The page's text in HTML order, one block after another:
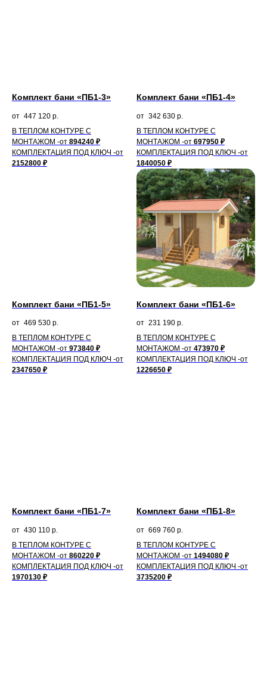
Комплект бани «ПБ1-3»
447 120 р.
В ТЕПЛОМ КОНТУРЕ С
МОНТАЖОМ -от 894240 ₽
КОМПЛЕКТАЦИЯ ПОД КЛЮЧ -от
2152800 ₽
Комплект бани «ПБ1-4»
342 630 р.
В ТЕПЛОМ КОНТУРЕ С
МОНТАЖОМ -от 697950 ₽
КОМПЛЕКТАЦИЯ ПОД КЛЮЧ -от
1840050 ₽
Комплект бани «ПБ1-5»
469 530 р.
В ТЕПЛОМ КОНТУРЕ С
МОНТАЖОМ -от 973840 ₽
КОМПЛЕКТАЦИЯ ПОД КЛЮЧ -от
2347650 ₽
Комплект бани «ПБ1-6»
231 190 р.
В ТЕПЛОМ КОНТУРЕ С
МОНТАЖОМ -от 473970 ₽
КОМПЛЕКТАЦИЯ ПОД КЛЮЧ -от
1226650 ₽
Комплект бани «ПБ1-7»
430 110 р.
В ТЕПЛОМ КОНТУРЕ С
МОНТАЖОМ -от 860220 ₽
КОМПЛЕКТАЦИЯ ПОД КЛЮЧ -от
1970130 ₽
Комплект бани «ПБ1-8»
669 760 р.
В ТЕПЛОМ КОНТУРЕ С
МОНТАЖОМ -от 1494080 ₽
КОМПЛЕКТАЦИЯ ПОД КЛЮЧ -от
3735200 ₽
1
ОБСУЖДЕНИЕ ПРОЕКТА
2